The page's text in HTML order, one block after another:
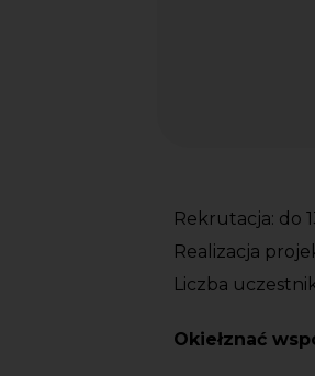
Rekrutacja: do
Realizacja
Liczba
Okiełznać